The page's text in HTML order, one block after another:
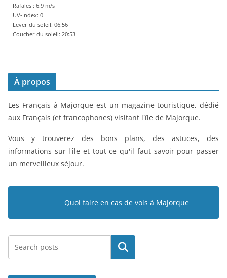
Rafales : 6.9 m/s
UV-Index: 0
Lever du soleil: 06:56
Coucher du soleil: 20:53
À propos
Les Français à Majorque est un magazine touristique, dédié
aux Français (et francophones) visitant l'île de Majorque.
Vous y trouverez des bons plans, des astuces, des
informations sur l'île et tout ce qu'il faut savoir pour passer
un merveilleux séjour.
Quoi faire en cas de vols à Majorque
Rechercher